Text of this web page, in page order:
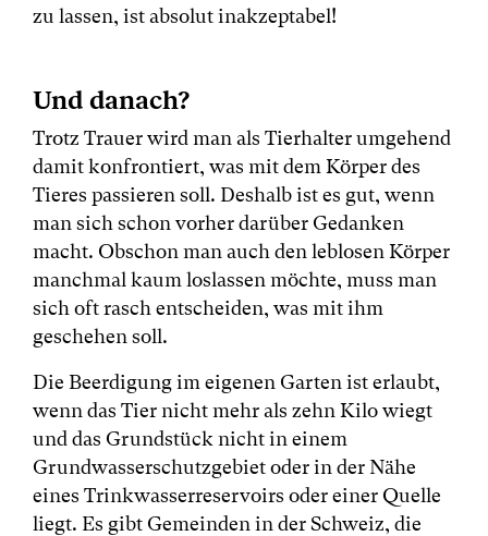
zu lassen, ist absolut inakzeptabel!
Und danach?
Trotz Trauer wird man als Tierhalter umgehend
damit konfrontiert, was mit dem Körper des
Tieres passieren soll. Deshalb ist es gut, wenn
man sich schon vorher darüber Gedanken
macht. Obschon man auch den leblosen Körper
manchmal kaum loslassen möchte, muss man
sich oft rasch entscheiden, was mit ihm
geschehen soll.
Die Beerdigung im eigenen Garten ist erlaubt,
wenn das Tier nicht mehr als zehn Kilo wiegt
und das Grundstück nicht in einem
Grundwasserschutzgebiet oder in der Nähe
eines Trinkwasserreservoirs oder einer Quelle
liegt. Es gibt Gemeinden in der Schweiz, die